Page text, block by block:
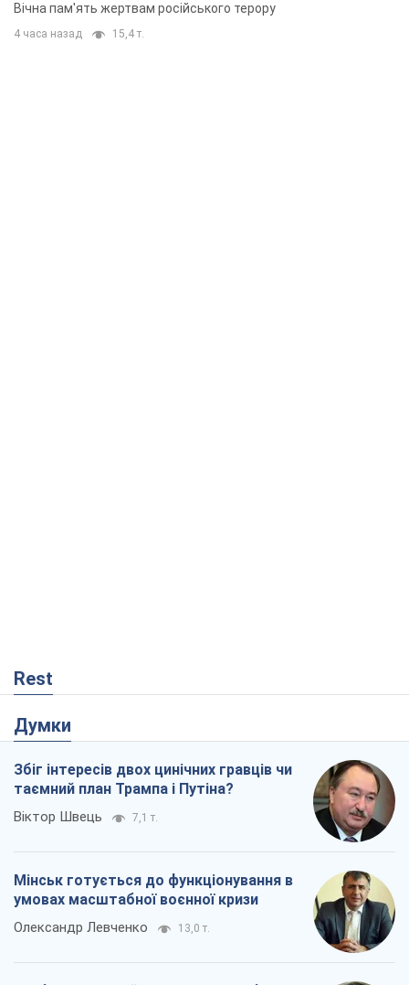
Вічна пам'ять жертвам російського терору
4 часа назад 15,4 т.
Rest
Думки
Збіг інтересів двох цинічних гравців чи
таємний план Трампа і Путіна?
Віктор Швець 7,1 т.
Мінськ готується до функціонування в
умовах масштабної воєнної кризи
Олександр Левченко 13,0 т.